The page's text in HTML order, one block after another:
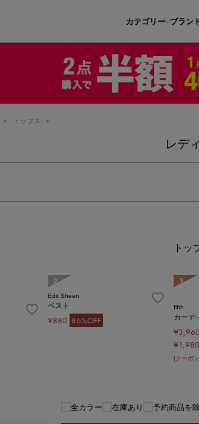
カテゴリー ブラン
> トップス >
レデ
トッ
2
Edit Sheen
ベスト
¥880 86%OFF
3
fifth
カーデ
¥1,980
[クーポ
全カラー 在庫あり 予約商品を